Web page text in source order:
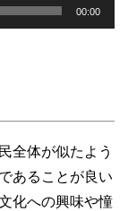
00:00
全体が似たよう
あることが良い
化への興味や憧